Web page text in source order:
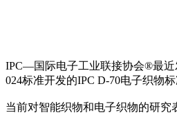
IPC—国际电子工业联接协会®最近
024标准开发的IPC D-70电子织物
当前对智能织物和电子织物的研